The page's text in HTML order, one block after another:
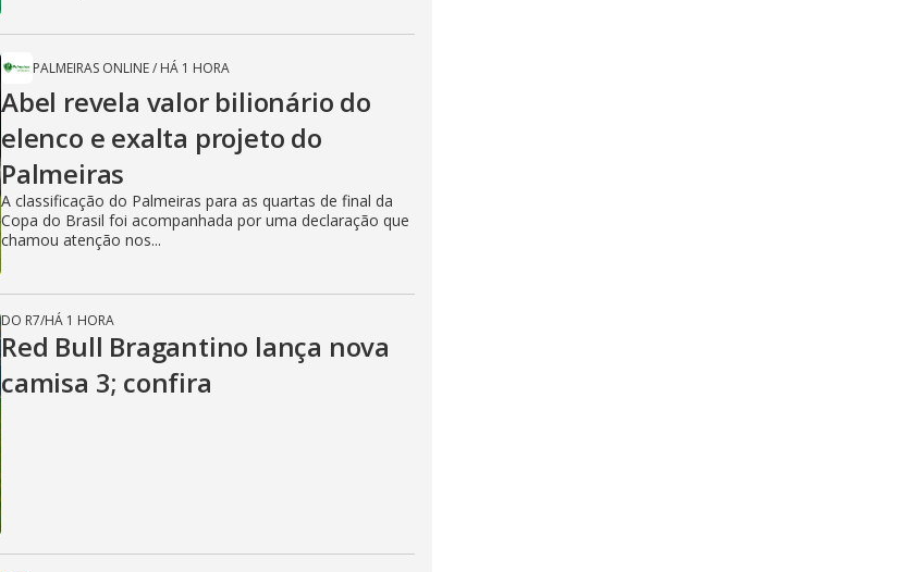
PALMEIRAS ONLINE/ HÁ 1 HORA
Abel revela valor bilionário do
elenco e exalta projeto do
Palmeiras
A classificação do Palmeiras para as quartas de final da
Copa do Brasil foi acompanhada por uma declaração que
chamou atenção nos...
DO R7/HÁ 1 HORA
Red Bull Bragantino lança nova
camisa 3; confira